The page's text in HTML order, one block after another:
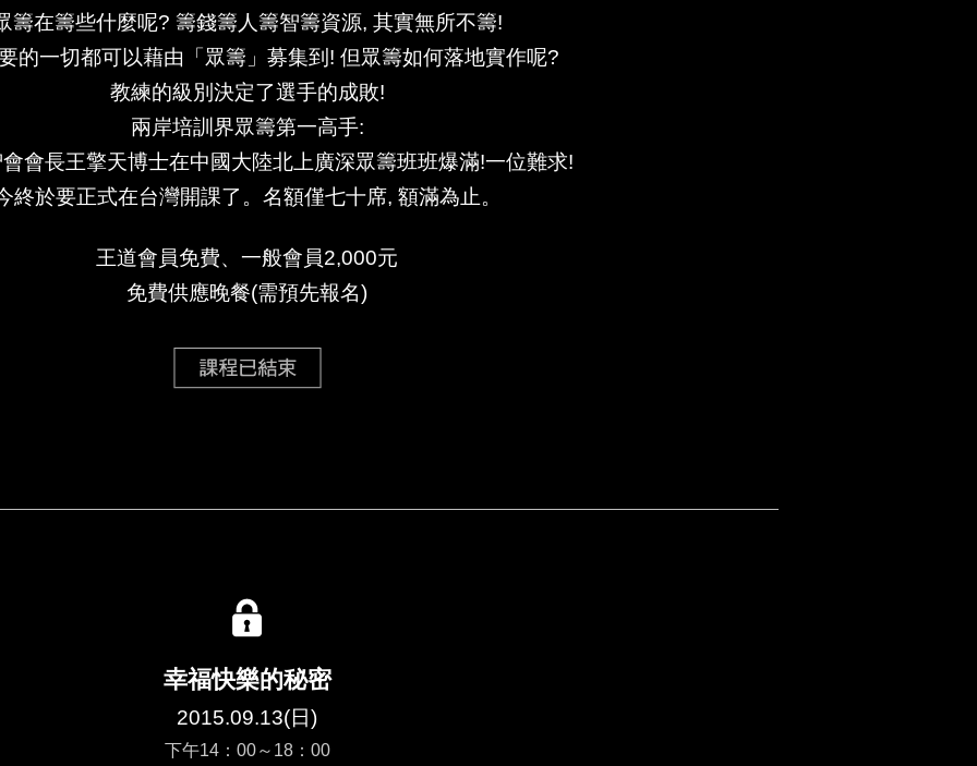
籌在籌些什麼呢? 籌錢籌人籌智籌資源, 其實無所不籌!
的一切都可以藉由「眾籌」募集到! 但眾籌如何落地實作呢?
教練的級別決定了選手的成敗!
兩岸培訓界眾籌第一高手:
會長王擎天博士在中國大陸北上廣深眾籌班班爆滿!一位難求!
終於要正式在台灣開課了。名額僅七十席, 額滿為止。
王道會員免費、一般會員2,000元
免費供應晚餐(需預先報名)
幸福快樂的秘密
2015.09.13(日)
下午14：00～18：00